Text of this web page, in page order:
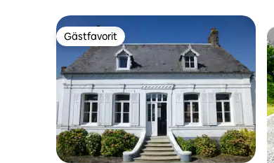
Gästfavorit
Gästfavorit